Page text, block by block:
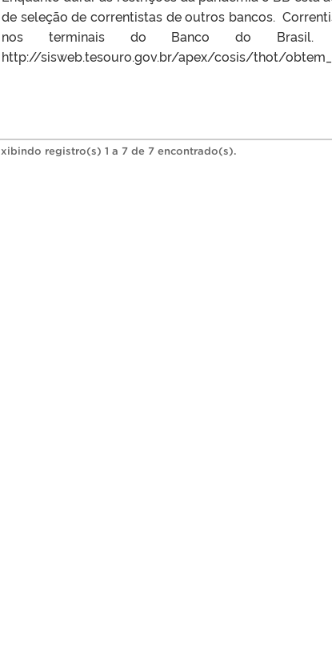
de seleção de correntistas de outros bancos.
nos terminais do Banco do Brasil.
http://sisweb.tesouro.gov.br/apex/cosis/thot/
registro(s) 1 a 7 de 7 encontrado(s).